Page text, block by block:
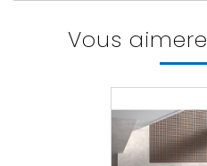
Vous